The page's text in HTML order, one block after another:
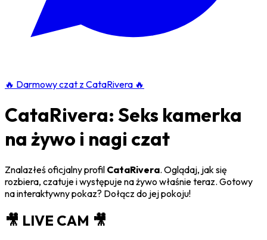
🔥 Darmowy czat z CataRivera 🔥
CataRivera: Seks kamerka
na żywo i nagi czat
Znalazłeś oficjalny profil CataRivera. Oglądaj, jak się
rozbiera, czatuje i występuje na żywo właśnie teraz. Gotowy
na interaktywny pokaz? Dołącz do jej pokoju!
🎥 LIVE CAM 🎥